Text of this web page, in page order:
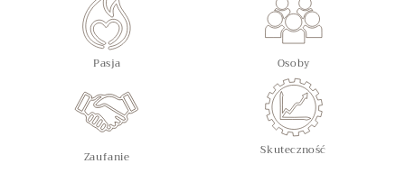
Pasja Osoby
Zaufanie Skuteczność